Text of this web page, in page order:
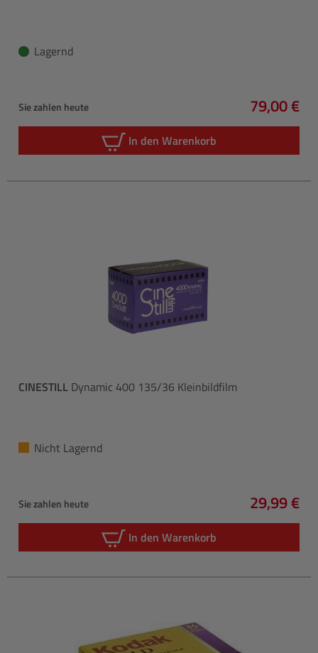
Lagernd
Sie zahlen heute 79,00 €
In den Warenkorb
CINESTILL Dynamic 400 135/36 Kleinbildfilm
Nicht Lagernd
Sie zahlen heute 29,99 €
In den Warenkorb